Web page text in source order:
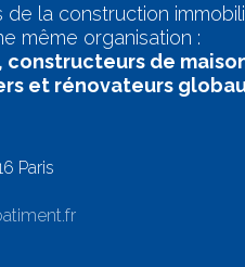
de la construction
même organisation :
de
et rénovateurs
Paris